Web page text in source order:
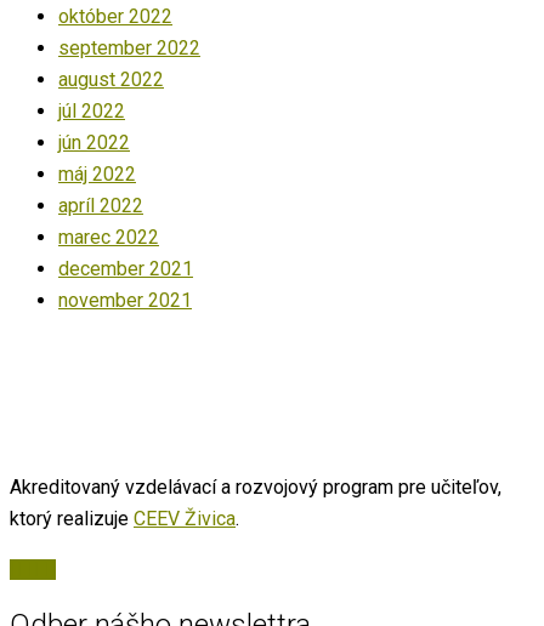
október 2022
september 2022
august 2022
júl 2022
jún 2022
máj 2022
apríl 2022
marec 2022
december 2021
november 2021
Akreditovaný vzdelávací a rozvojový program pre učiteľov,
ktorý realizuje CEEV Živica.